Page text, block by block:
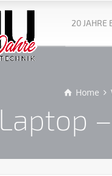
20 JAHRE
Home
Laptop